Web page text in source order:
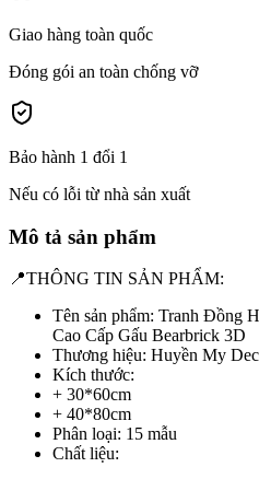
Giao hàng toàn quốc
Đóng gói an toàn chống vỡ
Bảo hành 1 đổi 1
Nếu có lỗi từ nhà sản xuất
Mô tả sản phẩm
📍THÔNG TIN SẢN PHẨM:
Tên sản phẩm: Tranh Đồng
Cao Cấp Gấu Bearbrick 3D
Thương hiệu: Huyền My
Kích thước:
+ 30*60cm
+ 40*80cm
Phân loại: 15 mẫu
Chất liệu: